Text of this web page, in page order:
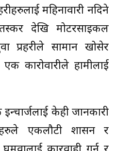
महिनावारी नदिने
देखि मोटरसाइकल
प्रहरीले सामान खोसेर
कारोवारीले हामीलाई
इन्चार्जलाई केही जानकारी
एकलौटी शासन र